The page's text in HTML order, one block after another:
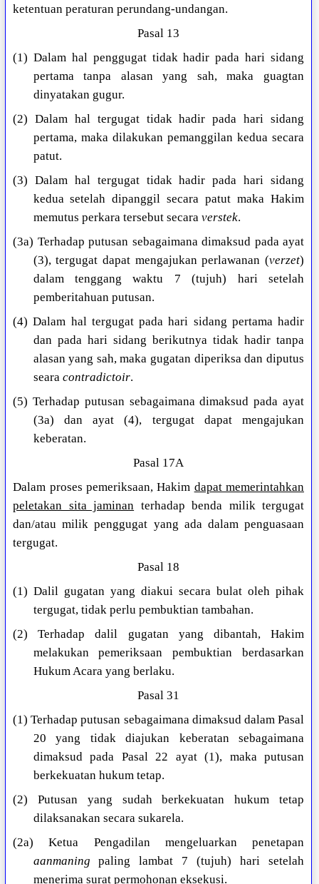
ketentuan peraturan perundang-undangan.
Pasal 13
(1) Dalam hal penggugat tidak hadir pada hari sidang
pertama tanpa alasan yang sah, maka guagtan
dinyatakan gugur.
(2) Dalam hal tergugat tidak hadir pada hari sidang
pertama, maka dilakukan pemanggilan kedua secara
patut.
(3) Dalam hal tergugat tidak hadir pada hari sidang
kedua setelah dipanggil secara patut maka Hakim
memutus perkara tersebut secara verstek.
(3a) Terhadap putusan sebagaimana dimaksud pada ayat
(3), tergugat dapat mengajukan perlawanan (verzet)
dalam tenggang waktu 7 (tujuh) hari setelah
pemberitahuan putusan.
(4) Dalam hal tergugat pada hari sidang pertama hadir
dan pada hari sidang berikutnya tidak hadir tanpa
alasan yang sah, maka gugatan diperiksa dan diputus
seara contradictoir.
(5) Terhadap putusan sebagaimana dimaksud pada ayat
(3a) dan ayat (4), tergugat dapat mengajukan
keberatan.
Pasal 17A
Dalam proses pemeriksaan, Hakim dapat memerintahkan
peletakan sita jaminan terhadap benda milik tergugat
dan/atau milik penggugat yang ada dalam penguasaan
tergugat.
Pasal 18
(1) Dalil gugatan yang diakui secara bulat oleh pihak
tergugat, tidak perlu pembuktian tambahan.
(2) Terhadap dalil gugatan yang dibantah, Hakim
melakukan pemeriksaan pembuktian berdasarkan
Hukum Acara yang berlaku.
Pasal 31
(1) Terhadap putusan sebagaimana dimaksud dalam Pasal
20 yang tidak diajukan keberatan sebagaimana
dimaksud pada Pasal 22 ayat (1), maka putusan
berkekuatan hukum tetap.
(2) Putusan yang sudah berkekuatan hukum tetap
dilaksanakan secara sukarela.
(2a) Ketua Pengadilan mengeluarkan penetapan
aanmaning paling lambat 7 (tujuh) hari setelah
menerima surat permohonan eksekusi.